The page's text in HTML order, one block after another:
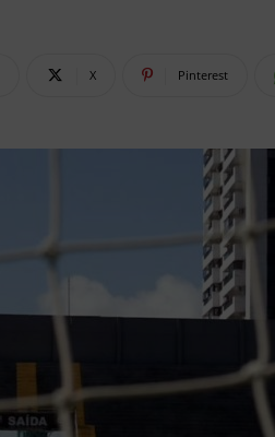
X Pinterest